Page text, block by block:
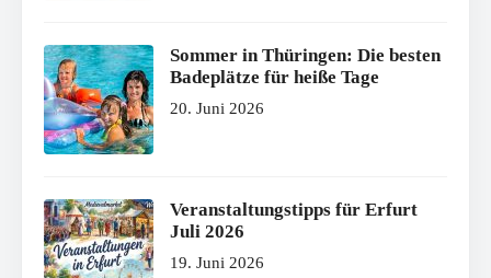
Sommer in Thüringen: Die besten
Badeplätze für heiße Tage
20. Juni 2026
Veranstaltungstipps für Erfurt
Juli 2026
19. Juni 2026